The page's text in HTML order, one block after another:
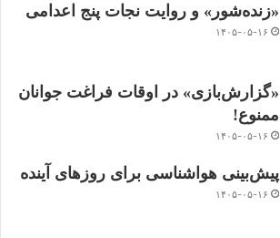
«زنده‌شور» و روایت نجات پنج اعدامی
۱۴۰۵-۰۵-۱۶
«گزارش‌بازی» در اوقات فراغت جوانان
ممنوع!
۱۴۰۵-۰۵-۱۶
پیش‌بینی هواشناسی برای روزهای آینده
۱۴۰۵-۰۵-۱۶